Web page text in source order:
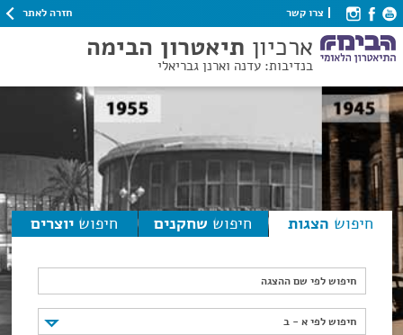
צרו קשר חזרה לאתר
ארכיון תיאטרון הבימה
בנדיבות: עדנה וארנן גבריאלי
חיפוש הצגות חיפוש שחקנים חיפוש יוצרים
חיפוש לפי שם ההצגה
חיפוש לפי א - ב
חיפוש לפי א - ב